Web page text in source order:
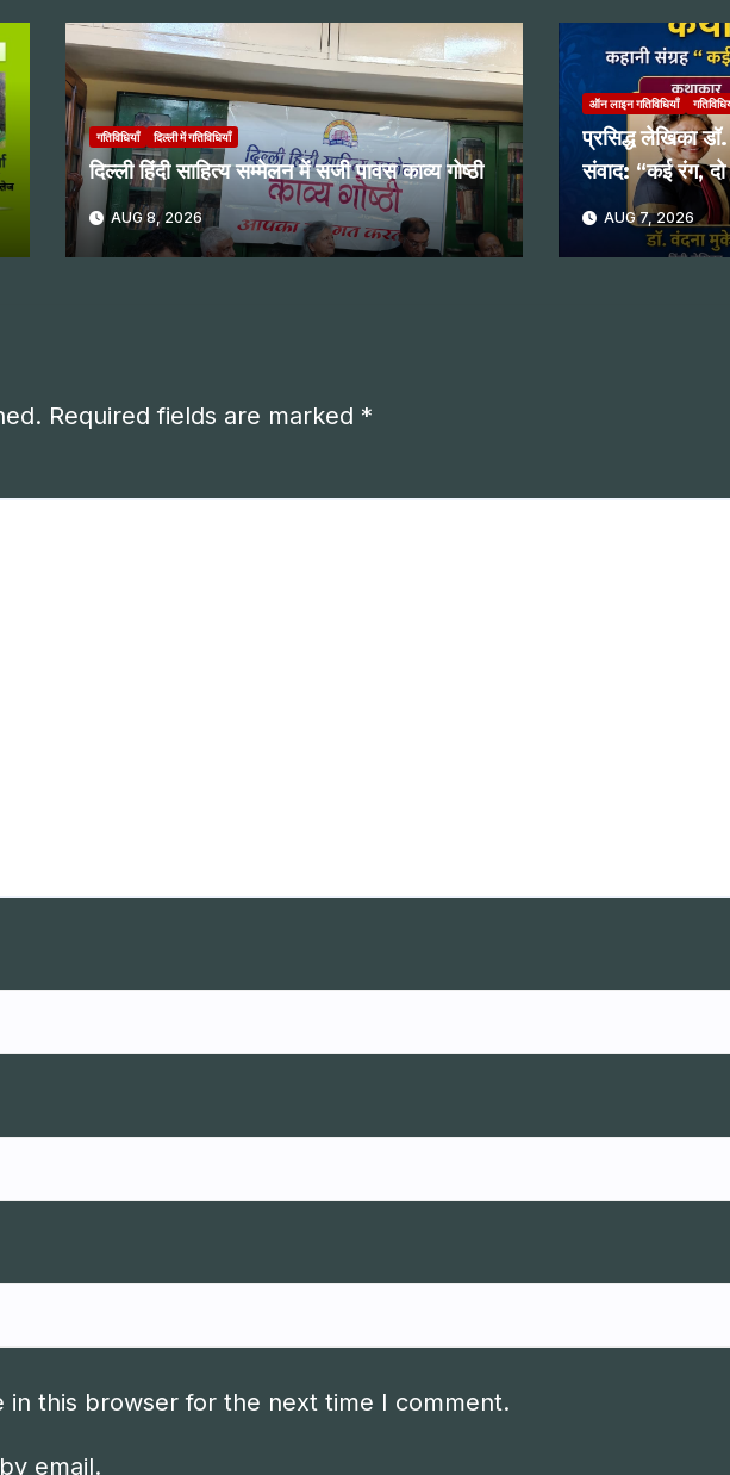
गतिविधियाँ दिल्ली में गतिविधियाँ
दिल्ली हिंदी साहित्य सम्मेलन में सजी पावस काव्य गोष्ठी
AUG 8, 2026
ऑन लाइन गतिविधियाँ
प्रसिद्ध लेखिका
संवाद: “कई रंग,
AUG 7, 2026
Required fields are marked *
in this browser for the next time I comment.
email.